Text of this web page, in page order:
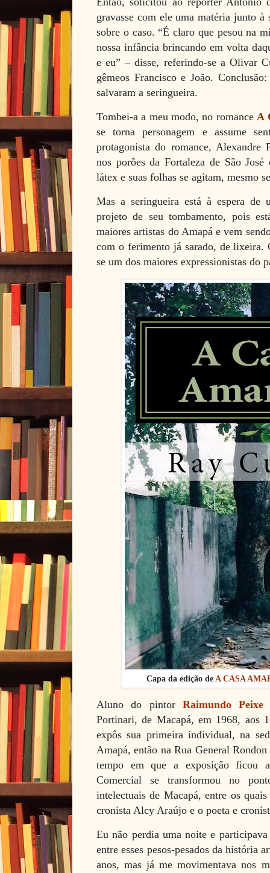
gravasse com ele uma matéria junto
sobre o caso. “É claro que pesou na
nossa infância brincando em volta
e eu” – disse, referindo-se a Olivar
gêmeos Francisco e João.
salvaram a seringueira.
Tombei-a a meu modo, no romance A
se torna personagem e assume
protagonista do romance, Alexandre
nos porões da Fortaleza de São
látex e suas folhas se agitam, mesmo
Mas a seringueira está à espera de
projeto de seu tombamento, pois
maiores artistas do Amapá e vem
com o ferimento já sarado, de lixeira.
se um dos maiores expressionistas do
Capa da edição de A CASA
Aluno do pintor Raimundo Peixe
Portinari, de Macapá, em 1968, aos
expôs sua primeira individual, na
Amapá, então na Rua General
tempo em que a exposição ficou
Comercial se transformou no
intelectuais de Macapá, entre os
cronista Alcy Araújo e o poeta e
Eu não perdia uma noite e
entre esses pesos-pesados da história
anos, mas já me movimentava nos